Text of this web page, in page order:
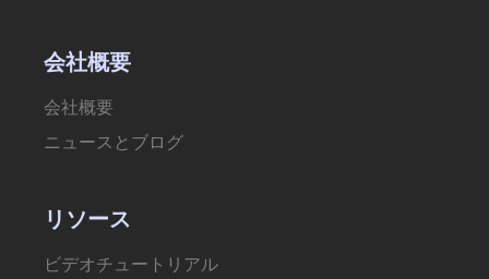
会社概要
会社概要
ニュースとブログ
リソース
ビデオチュートリアル